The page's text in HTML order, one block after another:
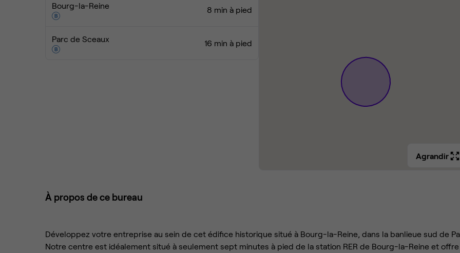
Bourg-la-Reine 8 min à pied
Parc de Sceaux 16 min à pied
Agrandir
À propos de ce bureau
Développez votre entreprise au sein de cet édifice historique situé à Bourg-la-Reine, dans la banlieue sud de
Notre centre est idéalement situé à seulement sept minutes à pied de la station RER de Bourg-la-Reine et offre